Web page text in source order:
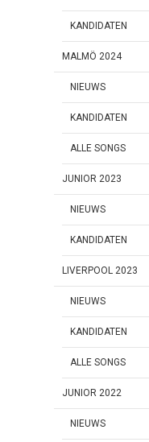
KANDIDATEN
MALMÖ 2024
NIEUWS
KANDIDATEN
ALLE SONGS
JUNIOR 2023
NIEUWS
KANDIDATEN
LIVERPOOL 2023
NIEUWS
KANDIDATEN
ALLE SONGS
JUNIOR 2022
NIEUWS